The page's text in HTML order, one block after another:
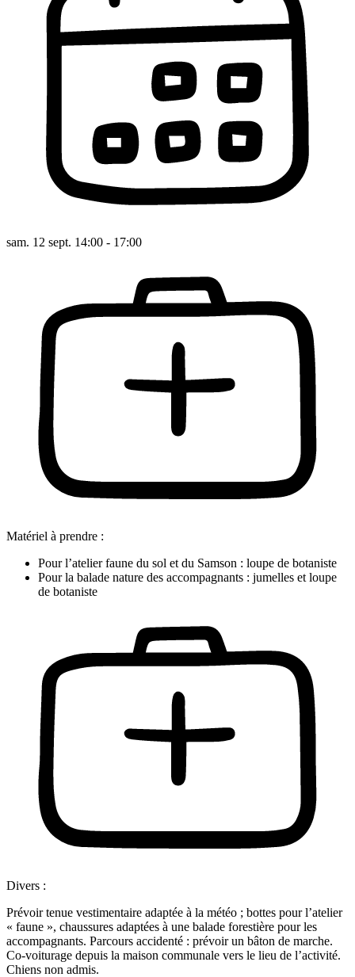
sam. 12 sept. 14:00 - 17:00
Matériel à prendre :
Pour l’atelier faune du sol et du Samson : loupe de botaniste
Pour la balade nature des accompagnants : jumelles et loupe
de botaniste
Divers :
Prévoir tenue vestimentaire adaptée à la météo ; bottes pour l’atelier
« faune », chaussures adaptées à une balade forestière pour les
accompagnants. Parcours accidenté : prévoir un bâton de marche.
Co-voiturage depuis la maison communale vers le lieu de l’activité.
Chiens non admis.